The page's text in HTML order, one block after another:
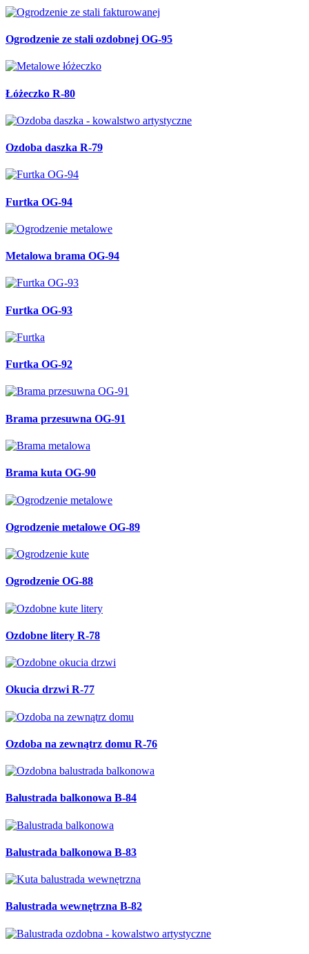
Ogrodzenie ze stali ozdobnej OG-95
Łóżeczko R-80
Ozdoba daszka R-79
Furtka OG-94
Metalowa brama OG-94
Furtka OG-93
Furtka OG-92
Brama przesuwna OG-91
Brama kuta OG-90
Ogrodzenie metalowe OG-89
Ogrodzenie OG-88
Ozdobne litery R-78
Okucia drzwi R-77
Ozdoba na zewnątrz domu R-76
Balustrada balkonowa B-84
Balustrada balkonowa B-83
Balustrada wewnętrzna B-82